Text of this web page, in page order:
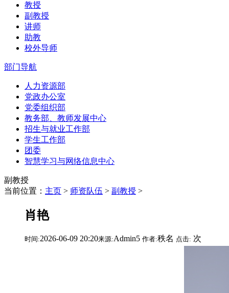
教授
副教授
讲师
助教
校外导师
部门导航
人力资源部
党政办公室
党委组织部
教务部、教师发展中心
招生与就业工作部
学生工作部
团委
智慧学习与网络信息中心
副教授
当前位置： 主页 > 师资队伍 > 副教授 >
肖艳
时间:2026-06-09 20:20来源:Admin5 作者:秩名 点击: 次